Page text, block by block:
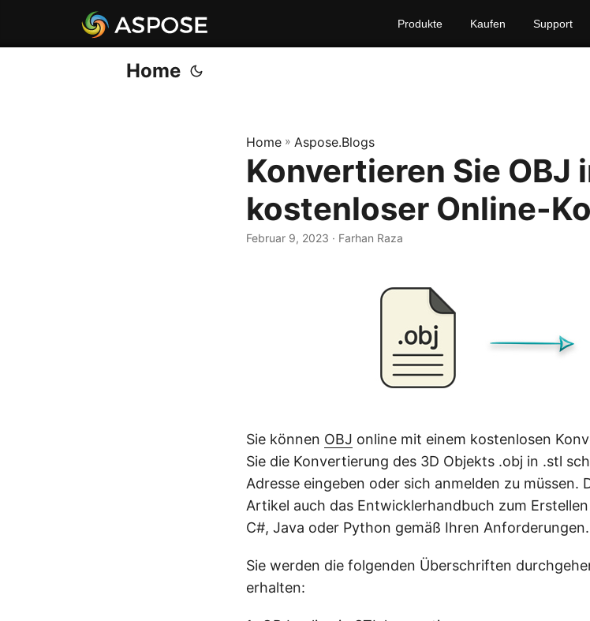
Produkte Kaufen Support
Home
Home » Aspose.Blogs
Konvertieren Sie OBJ
kostenloser Online-
Februar 9, 2023 · Farhan Raza
Sie können OBJ online mit einem kostenlosen
Sie die Konvertierung des 3D Objekts .obj in .stl
Adresse eingeben oder sich anmelden zu müssen.
Artikel auch das Entwicklerhandbuch zum
C#, Java oder Python gemäß Ihren Anforderungen.
Sie werden die folgenden Überschriften
erhalten: